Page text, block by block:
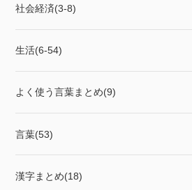
社会経済(3-8)
生活(6-54)
よく使う言葉まとめ(9)
言葉(53)
漢字まとめ(18)